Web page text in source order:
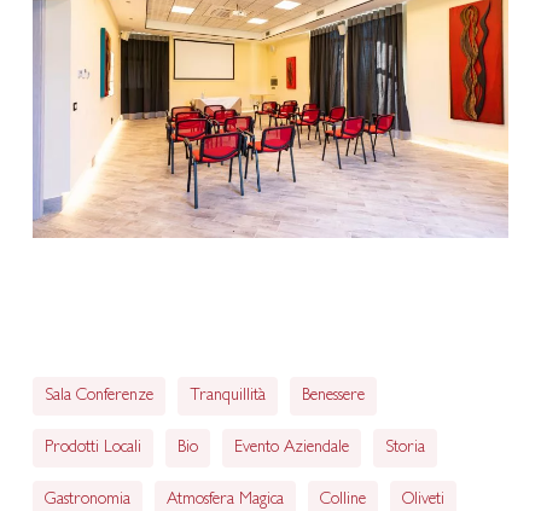
Sala Conferenze Tranquillità Benessere
Prodotti Locali Bio Evento Aziendale Storia
Gastronomia Atmosfera Magica Colline Oliveti